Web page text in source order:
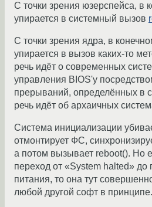
С точки зрения юзерспейса, в
упирается в системный вызов
С точки зрения ядра, в
упирается в вызов каких-то
речь идёт о современных
управления BIOS'у
прерываний, определённых в
речь идёт об архаичных
Система инициализации
отмонтирует ФС,
а потом вызывает reboot(). Но
переход от «System halted» до
питания, то она тут
любой другой софт в принципе.